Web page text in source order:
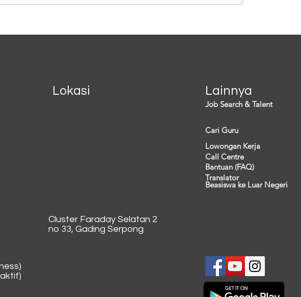
terendah. Kondisi tersebut juga
tetapi menimbulkan
Lokasi Lainnya
Job Search & Talent
Cari Guru
Lowongan Kerja
Call Centre
Bantuan (FAQ)
Translator
Beasiswa ke Luar Negeri
Cluster Faraday Selatan 2
no 33, Gading Serpong